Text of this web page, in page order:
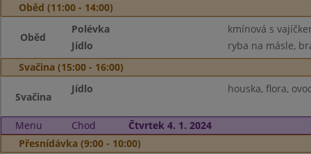
Oběd (11:00 - 14:00)
Oběd
Polévka
kmínová s
Jídlo
ryba na másle,
Svačina (15:00 - 16:00)
Svačina
Jídlo houska, flora,
Menu Chod
Čtvrtek 4. 1. 2024
Přesnídávka (9:00 - 10:00)